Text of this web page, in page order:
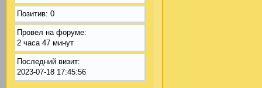
Позитив: 0
Провел на форуме:
2 часа 47 минут
Последний визит:
2023-07-18 17:45:56